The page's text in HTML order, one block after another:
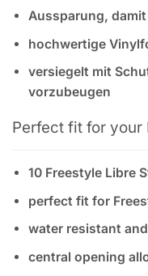
Aussparung,
hochwertige
versiegelt mit
vorzubeugen
Perfect fit for your
10 Freestyle Libre
perfect fit for
water resistant
central opening